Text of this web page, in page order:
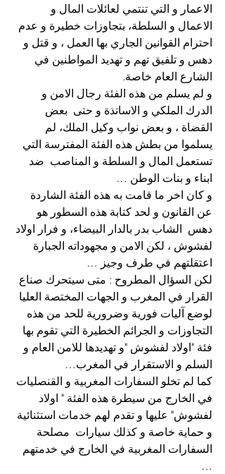
الاعمار و التي تنتمي لعائلات المال و
الاعمال و السلطة، بتجاوزات خطيرة و عدم
احترام القوانين الجاري بها العمل ، و قتل و
دهس و تلفيق تهم و تهديد المواطنين في
الشارع العام خاصة.
و لم يسلم من هذه الفئة رجال الامن و
الدرك الملكي و الاساتذة و حتى  بعض
القضاة ، و بعض نواب وكيل الملك، لم
يسلموا من بطش هذه الفئة المفترسة التي
تستعمل المال و السلطة و المناصب  ضد
ابناء و بنات الوطن …
و كان اخر ما قامت به هذه الفئة الشاردة
عن القانون و لحد كتابة هذه السطور هو
دهس  الشاب بدر بالدار البيضاء، و فرار اولاد
لفشوش ، لكن الامن و مجهوداته الجبارة
اعتقلتهم في طرف وجيز …
لكن السؤال المطروح : متى سيتحرك صناع
القرار في المغرب و الجهات المختصة العليا
لوضع آليات فورية وضرورية للحد من هذه
التجاوزات و الجرائم الخطيرة التي تقوم بها
فئة "اولاد لفشوش "و تهديدها للامن العام و
السلم و الاستقرار في المغرب…
كما لم تخلو السفارات المغربية و القنصليات
في الخارج من سيطرة هذه الفئة " اولاد
لفشوش" عليها و تقدم لهم خدمات استثنائية
و حماية خاصة و كذلك سيارات  مصلحة
السفارات المغربية في الخارج في خدمتهم
…